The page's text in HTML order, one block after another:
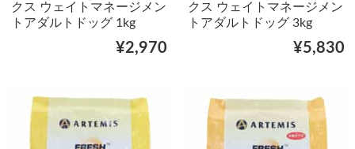
クス ウェイトマネージメン
トアダルトドッグ 1kg
¥2,970
クス ウェイトマネージメン
トアダルトドッグ 3kg
¥5,830